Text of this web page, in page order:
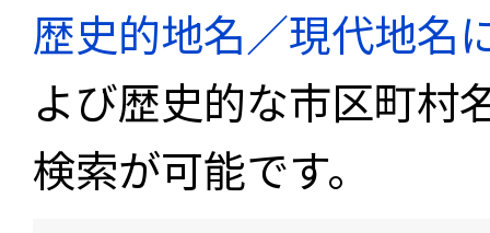
歴史的地名／現代地名
よび歴史的な市区町村
検索が可能です。